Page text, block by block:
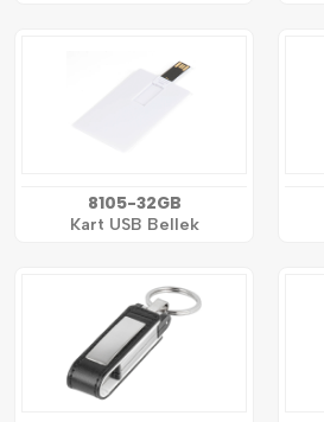
8105-32GB
Kart USB Bellek